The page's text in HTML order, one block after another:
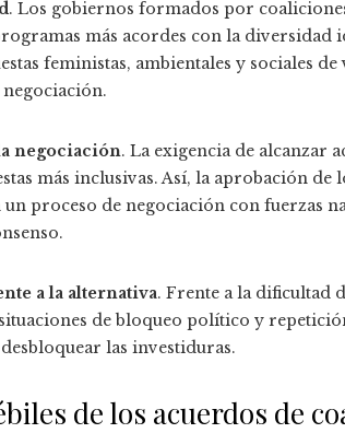
. Los gobiernos formados por
más acordes con la diversidad
feministas, ambientales y sociales
negociación. La exigencia de alcanzar
más inclusivas. Así, la aprobación de
proceso de negociación con fuerzas
a la alternativa. Frente a la dificultad
de bloqueo político y
las investiduras.
de los acuerdos de